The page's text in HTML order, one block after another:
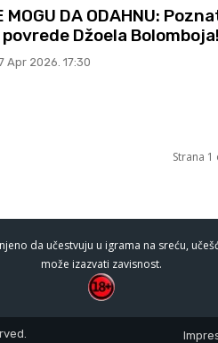
MOGU DA ODAHNU:
Džoela Bolomboja!
Apr 2026. 17:30
Strana 1
da učestvuju u igrama na sreću,
može izazvati zavisnost.